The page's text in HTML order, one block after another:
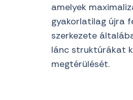
amelyek
gyakorlatilag újra
szerkezete
lánc struktúrákat
megtérülését.